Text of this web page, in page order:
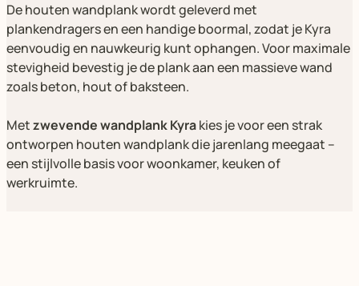
De houten wandplank wordt geleverd met
plankendragers en een handige boormal, zodat je Kyra
eenvoudig en nauwkeurig kunt ophangen. Voor maximale
stevigheid bevestig je de plank aan een massieve wand
zoals beton, hout of baksteen.
Metzwevende wandplank Kyrakies je voor een strak
ontworpen houten wandplank die jarenlang meegaat –
een stijlvolle basis voor woonkamer, keuken of
werkruimte.